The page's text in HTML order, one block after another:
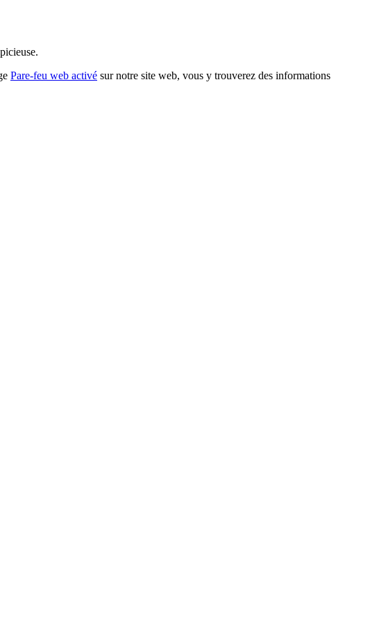
Pare-feu web activé sur notre site web, vous y trouverez des informations